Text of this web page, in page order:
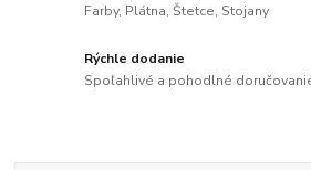
Farby, Plátna, Štetce, Stojany
Rýchle dodanie
Spoľahlivé a pohodlné